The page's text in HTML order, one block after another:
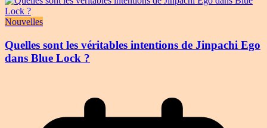
Nouvelles
Quelles sont les véritables intentions de Jinpachi Ego
dans Blue Lock ?